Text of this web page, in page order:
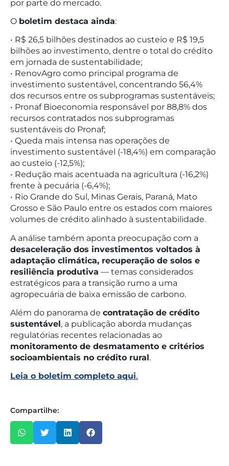
por parte do mercado.
O boletim destaca ainda:
• R$ 26,5 bilhões destinados ao custeio e R$ 19,5
bilhões ao investimento, dentre o total do crédito
em jornada de sustentabilidade;
• RenovAgro como principal programa de
investimento sustentável, concentrando 56,4%
dos recursos entre os subprogramas sustentáveis;
• Pronaf Bioeconomia responsável por 88,8% dos
recursos contratados nos subprogramas
sustentáveis do Pronaf;
• Queda mais intensa nas operações de
investimento sustentável (-18,4%) em comparação
ao custeio (-12,5%);
• Redução mais acentuada na agricultura (-16,2%)
frente à pecuária (-6,4%);
• Rio Grande do Sul, Minas Gerais, Paraná, Mato
Grosso e São Paulo entre os estados com maiores
volumes de crédito alinhado à sustentabilidade.
A análise também aponta preocupação com a
desaceleração dos investimentos voltados à
adaptação climática, recuperação de solos e
resiliência produtiva — temas considerados
estratégicos para a transição rumo a uma
agropecuária de baixa emissão de carbono.
Além do panorama de contratação de crédito
sustentável, a publicação aborda mudanças
regulatórias recentes relacionadas ao
monitoramento de desmatamento e critérios
socioambientais no crédito rural.
Leia o boletim completo aqui.
Compartilhe: